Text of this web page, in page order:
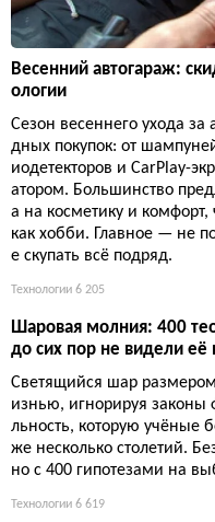
Весенний автогараж:
ологии
Сезон весеннего ухода
дных покупок: от
иодетекторов и CarPlay-
атором. Большинство
а на косметику и
как хобби. Главное — не
е скупать всё подряд.
Технологии 6 205
Шаровая молния: 400
до сих пор не видели
Светящийся шар
изнью, игнорируя законы
льность, которую учёные
же несколько столетий.
но с 400 гипотезами на
Технологии 6 619